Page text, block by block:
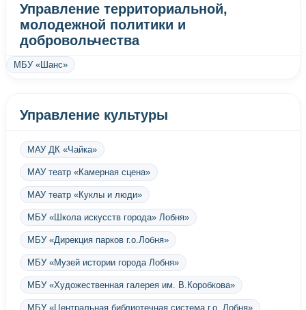
Управление территориальной,
молодежной политики и
добровольчества
МБУ «Шанс»
Управление культуры
МАУ ДК «Чайка»
МАУ театр «Камерная сцена»
МАУ театр «Куклы и люди»
МБУ «Школа искусств города» Лобня»
МБУ «Дирекция парков г.о.Лобня»
МБУ «Музей истории города Лобня»
МБУ «Художественная галерея им. В.Коробкова»
МБУ «Центральная библиотечная система г.о. Лобня»